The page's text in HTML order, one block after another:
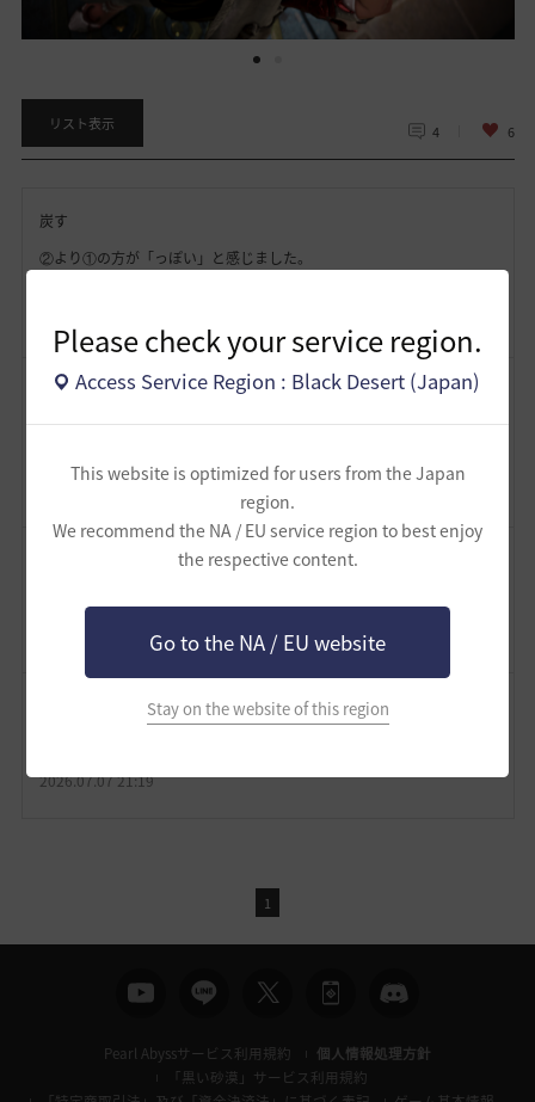
Please check your service region.
Access Service Region : Black Desert (Japan)
This website is optimized for users from the Japan
region.
We recommend the NA / EU service region to best enjoy
the respective content.
Go to the NA / EU website
Stay on the website of this region
リスト表示 4 6
炭す
②より①の方が「っぽい」と感じました。
マリアリーズ
ますますリアルになってる？
2026.07.07 23:40
2026.07.07 21:19
1
Pearl Abyssサービス利用規約
個人情報処理方針
「黒い砂漠」サービス利用規約